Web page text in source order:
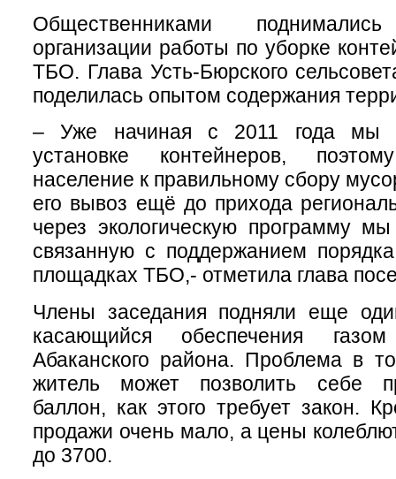
Общественниками
организации работы по уборке
ТБО. Глава Усть-Бюрского
поделилась опытом содержания
– Уже начиная с 2011 года мы
установке контейнеров,
население к правильному сбору
его вывоз ещё до прихода
через экологическую программу
связанную с поддержанием
площадках ТБО,- отметила глава
Члены заседания подняли еще
касающийся обеспечения
Абаканского района. Проблема в
житель может позволить себе
баллон, как этого требует закон.
продажи очень мало, а цены
до 3700.